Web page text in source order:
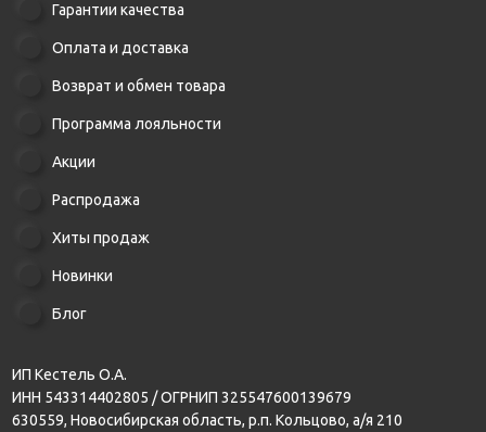
Гарантии качества
Оплата и доставка
Возврат и обмен товара
Программа лояльности
Акции
Распродажа
Хиты продаж
Новинки
Блог
ИП Кестель О.А.
ИНН 543314402805 / ОГРНИП 325547600139679
630559, Новосибирская область, р.п. Кольцово, а/я 210